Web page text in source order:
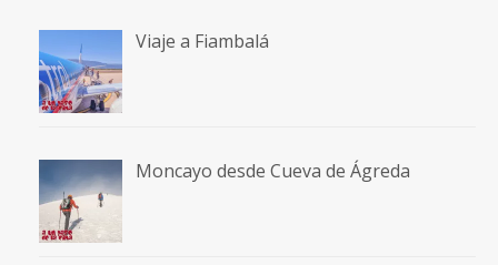
Viaje a Fiambalá
Moncayo desde Cueva de Ágreda